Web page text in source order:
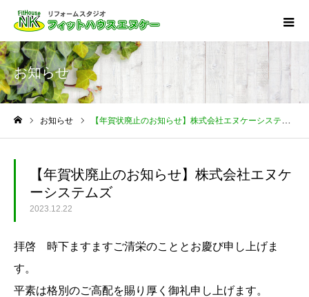
お知らせ
お知らせ 【年賀状廃止のお知らせ】株式会社エヌケーシステムズ
【年賀状廃止のお知らせ】株式会社エヌケ
ーシステムズ
2023.12.22
拝啓 時下ますますご清栄のこととお慶び申し上げま
す。
平素は格別のご高配を賜り厚く御礼申し上げます。